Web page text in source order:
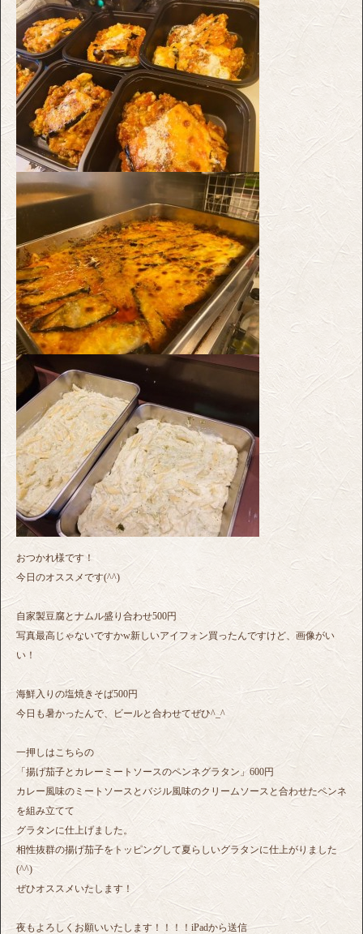
おつかれ様です！
今日のオススメです(^^)
自家製豆腐とナムル盛り合わせ500円
写真最高じゃないですかw新しいアイフォン買ったんですけど、画像がい
い！
海鮮入りの塩焼きそば500円
今日も暑かったんで、ビールと合わせてぜひ^_^
一押しはこちらの
「揚げ茄子とカレーミートソースのペンネグラタン」600円
カレー風味のミートソースとバジル風味のクリームソースと合わせたペンネ
を組み立てて
グラタンに仕上げました。
相性抜群の揚げ茄子をトッピングして夏らしいグラタンに仕上がりました
(^^)
ぜひオススメいたします！
夜もよろしくお願いいたします！！！！iPadから送信